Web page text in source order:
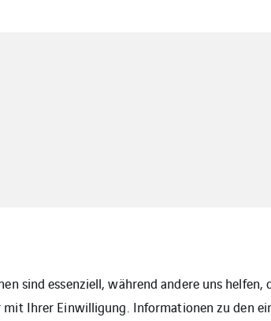
sind essenziell, während andere uns
Ihrer Einwilligung. Informationen zu den